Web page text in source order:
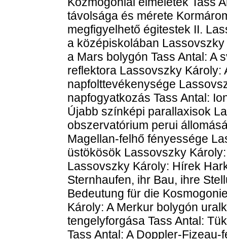
távolsága és mérete
megfigyelhető égitestek II.
a középiskolában
a Mars bolygón Tass Antal: A
reflektora Lassovszky Károly:
napfolttevékenysége
napfogyatkozás Tass Antal:
Újabb színképi parallaxisok
obszervatórium perui
Magellan-felhő fényessége
üstökösök Lassovszky
Lassovszky Károly: Hírek
Sternhaufen, ihr Bau, ihre
Bedeutung für die
Károly: A Merkur bolygón
tengelyforgása Tass Antal:
Tass Antal: A Doppler-